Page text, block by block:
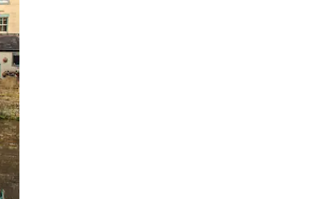
gestów dotykowych lub przesuwania.